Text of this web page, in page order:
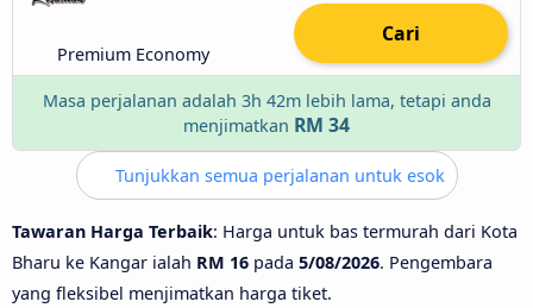
Premium Economy
Cari
Masa perjalanan adalah 3h 42m lebih lama, tetapi anda
menjimatkan RM 34
Tunjukkan semua perjalanan untuk esok
Tawaran Harga Terbaik: Harga untuk bas termurah dari Kota
Bharu ke Kangar ialah RM 16 pada 5/08/2026. Pengembara
yang fleksibel menjimatkan harga tiket.